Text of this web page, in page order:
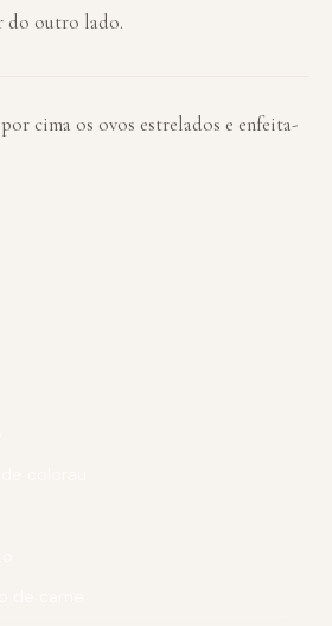
do outro lado.
cima os ovos estrelados e enfeita-